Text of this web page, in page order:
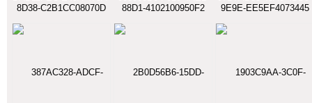
8D38-C2B1CC08070D
88D1-4102100950F2
9E9E-EE5EF4073445